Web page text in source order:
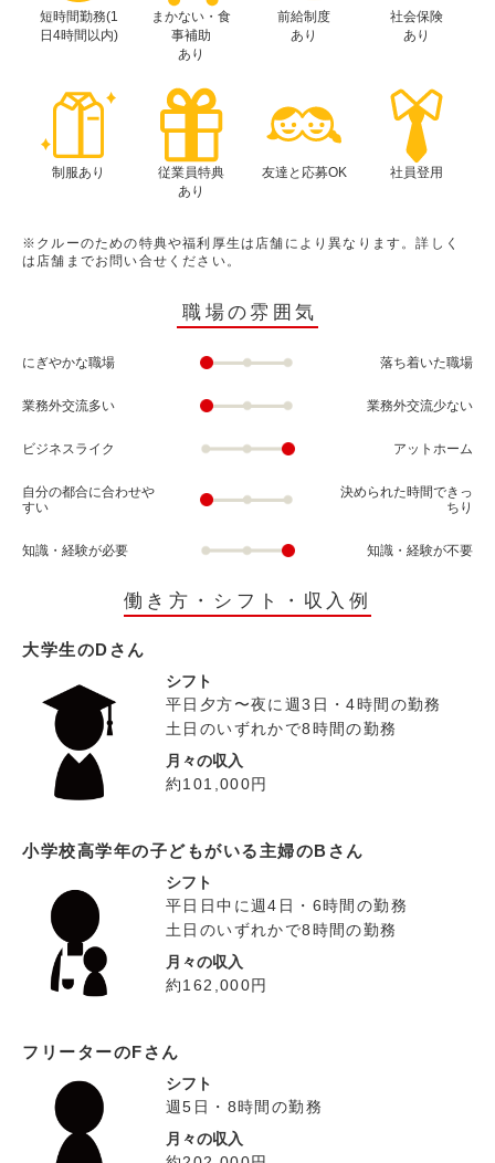
短時間勤務(1
日4時間以内)
まかない・食
事補助
あり
前給制度
あり
社会保険
あり
制服あり
従業員特典
あり
友達と応募OK 社員登用
※クルーのための特典や福利厚生は店舗により異なります。詳しく
は店舗までお問い合せください。
職場の雰囲気
にぎやかな職場 落ち着いた職場
業務外交流多い 業務外交流少ない
ビジネスライク アットホーム
自分の都合に合わせや
すい
決められた時間できっ
ちり
知識・経験が必要 知識・経験が不要
働き方・シフト・収入例
大学生のDさん
シフト
平日夕方〜夜に週3日・4時間の勤務
土日のいずれかで8時間の勤務
月々の収入
約101,000円
小学校高学年の子どもがいる主婦のBさん
シフト
平日日中に週4日・6時間の勤務
土日のいずれかで8時間の勤務
月々の収入
約162,000円
フリーターのFさん
シフト
週5日・8時間の勤務
月々の収入